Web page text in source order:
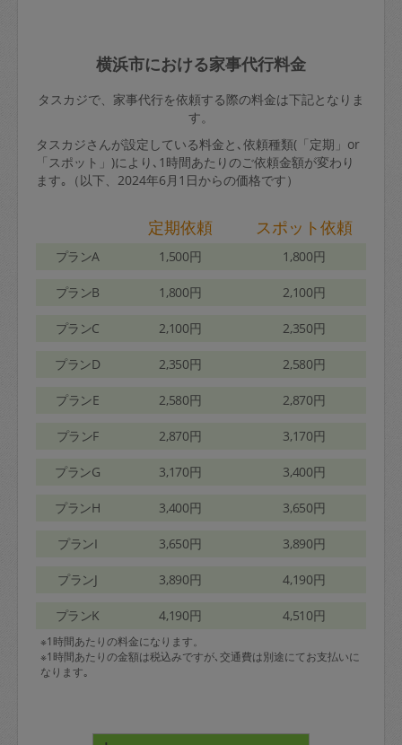
横浜市における家事代行料金
タスカジで、家事代行を依頼する際の料金は下記となりま
す。
タスカジさんが設定している料金と､依頼種類(「定期」or
「スポット」)により､1時間あたりのご依頼金額が変わり
ます｡（以下、2024年6月1日からの価格です）
定期依頼 スポット依頼
プランA 1,500円 1,800円
プランB 1,800円 2,100円
プランC 2,100円 2,350円
プランD 2,350円 2,580円
プランE 2,580円 2,870円
プランF 2,870円 3,170円
プランG 3,170円 3,400円
プランH 3,400円 3,650円
プランI 3,650円 3,890円
プランJ 3,890円 4,190円
プランK 4,190円 4,510円
※1時間あたりの料金になります。
※1時間あたりの金額は税込みですが､交通費は別途にてお支払いに
なります｡